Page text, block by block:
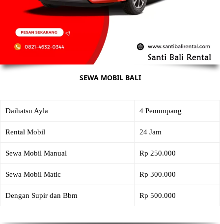
SEWA MOBIL BALI
Daihatsu Ayla 4 Penumpang
Rental Mobil 24 Jam
Sewa Mobil Manual Rp 250.000
Sewa Mobil Matic Rp 300.000
Dengan Supir dan Bbm Rp 500.000